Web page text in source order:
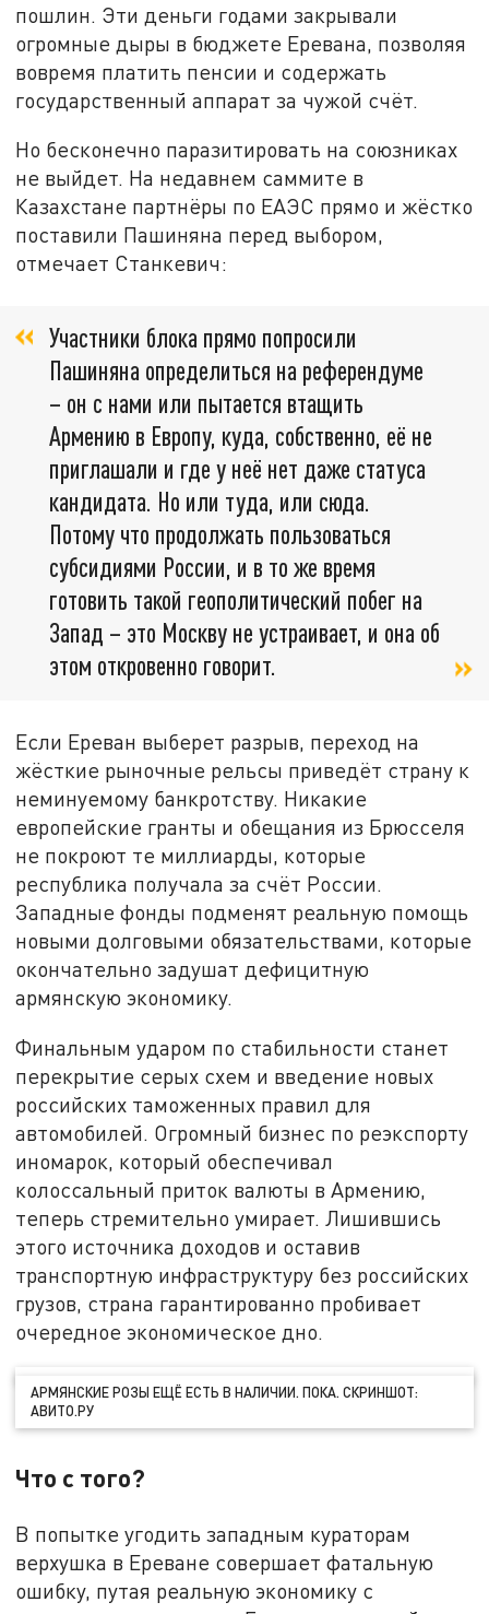
пошлин. Эти деньги годами закрывали
огромные дыры в бюджете Еревана, позволяя
вовремя платить пенсии и содержать
государственный аппарат за чужой счёт.
Но бесконечно паразитировать на союзниках
не выйдет. На недавнем саммите в
Казахстане партнёры по ЕАЭС прямо и жёстко
поставили Пашиняна перед выбором,
отмечает Станкевич:
Участники блока прямо попросили
Пашиняна определиться на референдуме
– он с нами или пытается втащить
Армению в Европу, куда, собственно, её не
приглашали и где у неё нет даже статуса
кандидата. Но или туда, или сюда.
Потому что продолжать пользоваться
субсидиями России, и в то же время
готовить такой геополитический побег на
Запад – это Москву не устраивает, и она об
этом откровенно говорит.
Если Ереван выберет разрыв, переход на
жёсткие рыночные рельсы приведёт страну к
неминуемому банкротству. Никакие
европейские гранты и обещания из Брюсселя
не покроют те миллиарды, которые
республика получала за счёт России.
Западные фонды подменят реальную помощь
новыми долговыми обязательствами, которые
окончательно задушат дефицитную
армянскую экономику.
Финальным ударом по стабильности станет
перекрытие серых схем и введение новых
российских таможенных правил для
автомобилей. Огромный бизнес по реэкспорту
иномарок, который обеспечивал
колоссальный приток валюты в Армению,
теперь стремительно умирает. Лишившись
этого источника доходов и оставив
транспортную инфраструктуру без российских
грузов, страна гарантированно пробивает
очередное экономическое дно.
АРМЯНСКИЕ РОЗЫ ЕЩЁ ЕСТЬ В НАЛИЧИИ. ПОКА. СКРИНШОТ:
АВИТО.РУ
Что с того?
В попытке угодить западным кураторам
верхушка в Ереване совершает фатальную
ошибку, путая реальную экономику с